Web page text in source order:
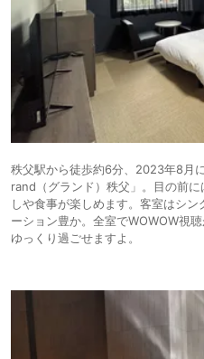
秩父駅から徒歩約6分、2023年8月
rand（グランド）秩父」。目の前
しや食事が楽しめます。客室はシ
ーション豊か。全室でWOWOW視
ゆっくり過ごせますよ。